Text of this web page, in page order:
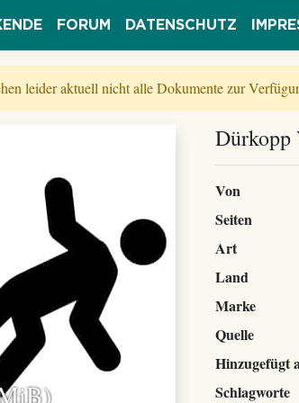
FORUM DATENSCHUTZ
leider aktuell nicht alle Dokumente zur
Dürkopp
Von
Seiten
Art
Land
Marke
Quelle
Hinzugefügt
Schlagworte